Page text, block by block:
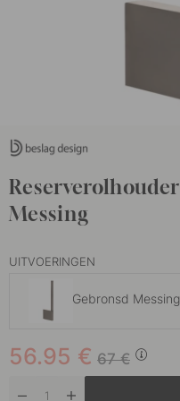
Messing
UITVOERINGEN
Gebronsd Messing
Geborsteld Nikkel
67€
56.95 €